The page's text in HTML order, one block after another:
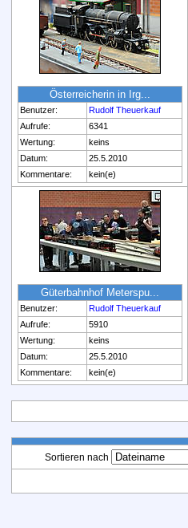
Österreicherin in Irg...
Benutzer:
Rudolf Theuerkauf
Aufrufe:
6341
Wertung:
keins
Datum:
25.5.2010
Kommentare:
kein(e)
Güterbahnhof Meterspu...
Benutzer:
Rudolf Theuerkauf
Aufrufe:
5910
Wertung:
keins
Datum:
25.5.2010
Kommentare:
kein(e)
Sortieren nach